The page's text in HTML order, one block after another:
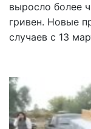
выросло более
гривен. Новые
случаев с 13